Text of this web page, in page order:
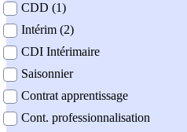
CDD (1)
Intérim (2)
CDI Intérimaire
Saisonnier
Contrat apprentissage
Cont. professionnalisation